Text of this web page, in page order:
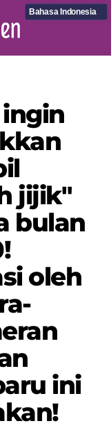
Bahasa Indonesia
jijik"
bulan
oleh
ini